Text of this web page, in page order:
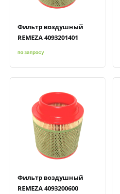
Фильтр воздушный
REMEZA 4093201401
по запросу
Быстрый просмотрДобавить к сравнению
Добавить в избранное
Фильтр воздушный
REMEZA 4093200600